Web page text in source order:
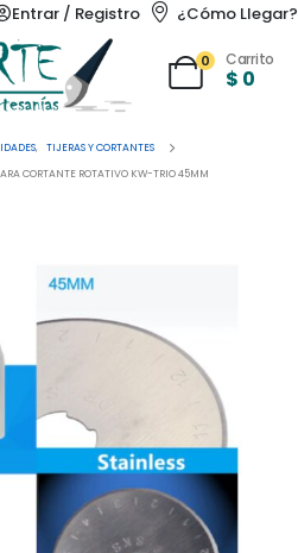
Entrar / Registro ¿Cómo Llegar?
0 Carrito
$ 0
, TIJERAS Y CORTANTES
CORTANTE ROTATIVO KW-TRIO 45MM